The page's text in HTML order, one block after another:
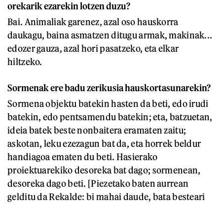
orekarik ezarekin lotzen duzu?
Bai. Animaliak garenez, azal oso hauskorra
daukagu, baina asmatzen ditugu armak, makinak...
edozer gauza, azal hori pasatzeko, eta elkar
hiltzeko.
Sormenak ere badu zerikusia hauskortasunarekin?
Sormena objektu batekin hasten da beti, edo irudi
batekin, edo pentsamendu batekin; eta, batzuetan,
ideia batek beste nonbaitera eramaten zaitu;
askotan, leku ezezagun bat da, eta horrek beldur
handiagoa ematen du beti. Hasierako
proiektuarekiko desoreka bat dago; sormenean,
desoreka dago beti. [Piezetako baten aurrean
gelditu da Rekalde: bi mahai daude, bata besteari